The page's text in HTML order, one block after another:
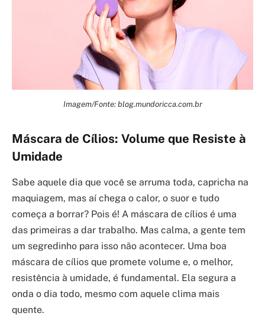
Imagem/Fonte: blog.mundoricca.com.br
Máscara de Cílios: Volume que Resiste à
Umidade
Sabe aquele dia que você se arruma toda, capricha na
maquiagem, mas aí chega o calor, o suor e tudo
começa a borrar? Pois é! A máscara de cílios é uma
das primeiras a dar trabalho. Mas calma, a gente tem
um segredinho para isso não acontecer. Uma boa
máscara de cílios que promete volume e, o melhor,
resistência à umidade, é fundamental. Ela segura a
onda o dia todo, mesmo com aquele clima mais
quente.